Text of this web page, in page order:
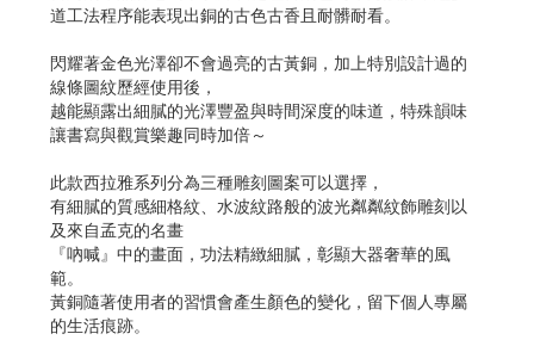
道工法程序能表現出銅的古色古香且耐髒耐看。
閃耀著金色光澤卻不會過亮的古黃銅，加上特別設計過的
線條圖紋歷經使用後，
越能顯露出細膩的光澤豐盈與時間深度的味道，特殊韻味
讓書寫與觀賞樂趣同時加倍～
此款西拉雅系列分為三種雕刻圖案可以選擇，
有細膩的質感細格紋、水波紋路般的波光粼粼紋飾雕刻以
及來自孟克的名畫
『吶喊』中的畫面，功法精緻細膩，彰顯大器奢華的風
範。
黃銅隨著使用者的習慣會產生顏色的變化，留下個人專屬
的生活痕跡。